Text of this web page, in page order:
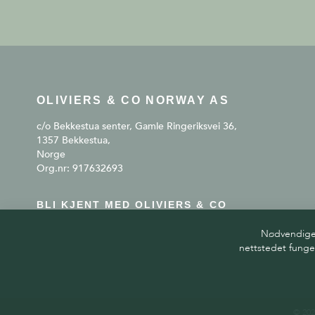
BLI KJENT MED OLIVIERS & CO
OLIVIERS & CO NORWAY AS
c/o Bekkestua senter, Gamle Ringeriksvei 36,
1357 Bekkestua,
Norge
Org.nr: 917632693
©
nettstedet